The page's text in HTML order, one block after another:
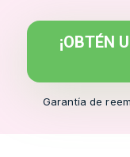
¡OBTÉN
Garantía de